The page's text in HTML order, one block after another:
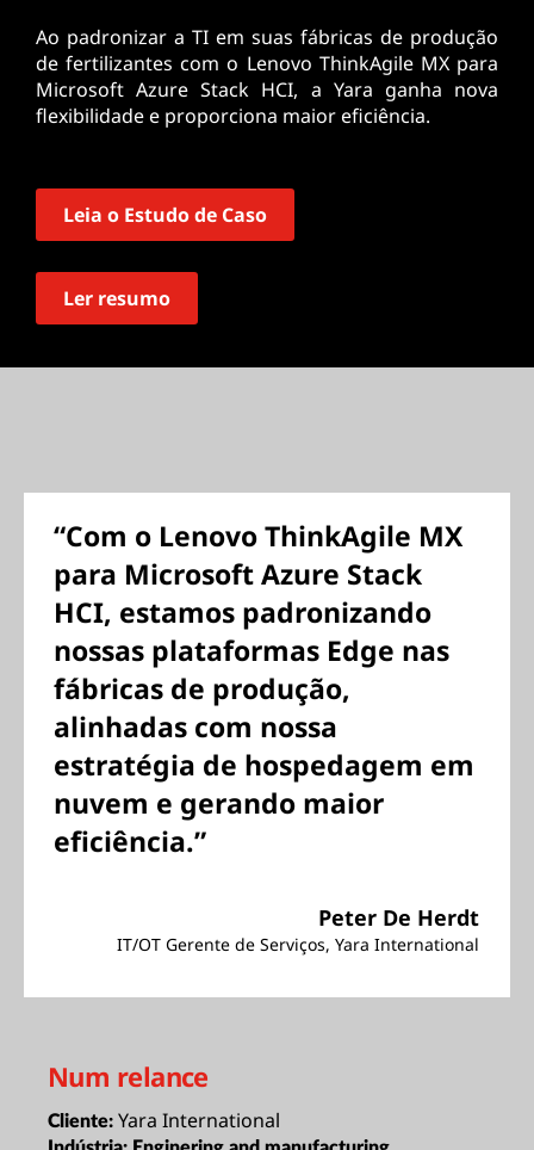
Ao padronizar a TI em suas fábricas de produção
de fertilizantes com o Lenovo ThinkAgile MX para
Microsoft Azure Stack HCI, a Yara ganha nova
flexibilidade e proporciona maior eficiência.
Leia o Estudo de Caso
Ler resumo
“Com o Lenovo ThinkAgile MX
para Microsoft Azure Stack
HCI, estamos padronizando
nossas plataformas Edge nas
fábricas de produção,
alinhadas com nossa
estratégia de hospedagem em
nuvem e gerando maior
eficiência.”
Peter De Herdt
IT/OT Gerente de Serviços, Yara International
Num relance
Cliente: Yara International